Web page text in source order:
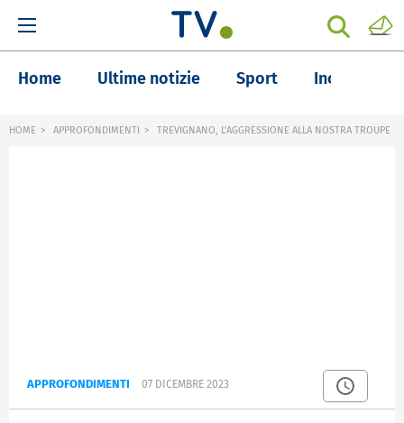
Home Ultime notizie Sport Inchieste
HOME APPROFONDIMENTI TREVIGNANO, L'AGGRESSIONE ALLA NOSTRA TROUPE
APPROFONDIMENTI 07 DICEMBRE 2023